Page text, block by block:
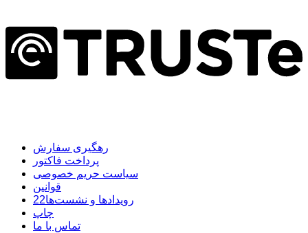
رهگیری سفارش
پرداخت فاکتور
سیاست حریم خصوصی
قوانین
22رویدادها و نشست‌ها
چاپ
تماس با ما